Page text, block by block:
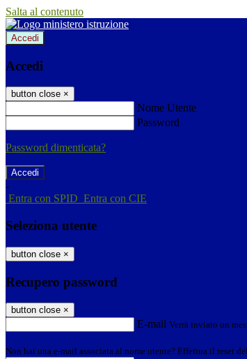
Salta al contenuto
Accedi
Accedi
button close ×
Nome Utente
Password
Password dimenticata?
-
Entra con SPID Entra con CIE
Seleziona utente
button close ×
Recupero password
button close ×
E-mail Verrà inviato un
Non hai una e-mail associata al nome utente? Effettua il reset